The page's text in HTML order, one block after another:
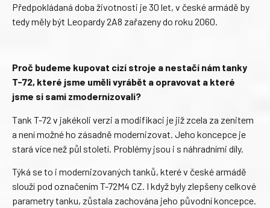
Předpokládaná doba životnosti je 30 let, v české armádě by
tedy měly být Leopardy 2A8 zařazeny do roku 2060.
Proč budeme kupovat cizí stroje a nestačí nám tanky
T-72, které jsme uměli vyrábět a opravovat a které
jsme si sami zmodernizovali?
Tank T-72 v jakékoli verzi a modifikaci je již zcela za zenitem
a není možné ho zásadně modernizovat. Jeho koncepce je
stará více než půl století. Problémy jsou i s náhradními díly.
Týká se to i modernizovaných tanků, které v české armádě
slouží pod označením T-72M4 CZ. I když byly zlepšeny celkové
parametry tanku, zůstala zachována jeho původní koncepce.